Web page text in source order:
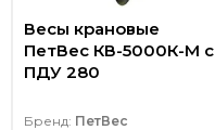
Весы крановые
ПетВес КВ-5000К-М с
ПДУ 280
Бренд: ПетВес